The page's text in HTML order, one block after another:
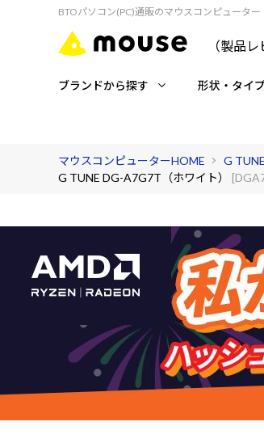
BTOパソコン(PC)通販のマウスコンピューター
（製品レ
ブランドから探す 形状・タイ
マウスコンピューターHOME G
G TUNE DG-A7G7T（ホワイト）